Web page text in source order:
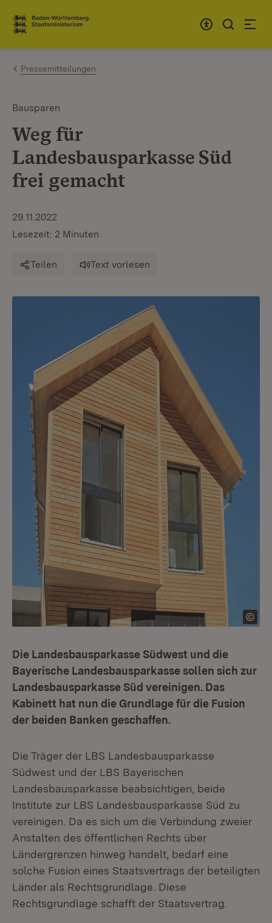
Zum Inhalt springen
Link zur Startseite
Pressemitteilungen
Bausparen
Weg für
Landesbausparkasse Süd
frei gemacht
29.11.2022
Lesezeit: 2 Minuten
Teilen Text vorlesen
Die Landesbausparkasse Südwest und die
Bayerische Landesbausparkasse sollen sich zur
Landesbausparkasse Süd vereinigen. Das
Kabinett hat nun die Grundlage für die Fusion
der beiden Banken geschaffen.
Die Träger der LBS Landesbausparkasse
Südwest und der LBS Bayerischen
Landesbausparkasse beabsichtigen, beide
Institute zur LBS Landesbausparkasse Süd zu
vereinigen. Da es sich um die Verbindung zweier
Anstalten des öffentlichen Rechts über
Ländergrenzen hinweg handelt, bedarf eine
solche Fusion eines Staatsvertrags der beteiligten
Länder als Rechtsgrundlage. Diese
Rechtsgrundlage schafft der Staatsvertrag.